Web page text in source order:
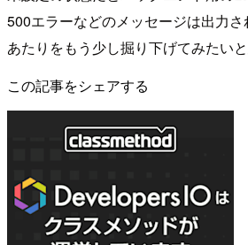
500エラーなどのメッセージは出力
あたりをもう少し掘り下げてみたいと
この記事をシェアする